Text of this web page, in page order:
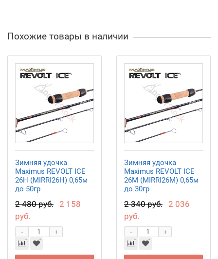
Похожие товары в наличии
Зимняя удочка
Maximus REVOLT ICE
26H (MIRRI26H) 0,65м
до 50гр
2 480 руб.
2 158
руб.
+
-
Зимняя удочка
Maximus REVOLT ICE
26M (MIRRI26M) 0,65м
до 30гр
2 340 руб.
2 036
руб.
+
-